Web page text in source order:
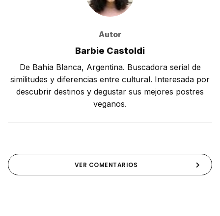
Autor
Barbie Castoldi
De Bahía Blanca, Argentina. Buscadora serial de
similitudes y diferencias entre cultural. Interesada por
descubrir destinos y degustar sus mejores postres
veganos.
VER COMENTARIOS